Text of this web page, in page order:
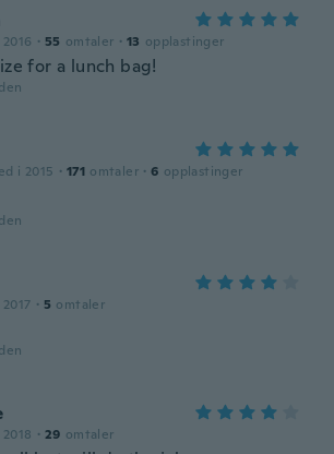
· 55 omtaler · 13 opplastinger
for a lunch bag!
i 2015 · 171 omtaler · 6 opplastinger
· 5 omtaler
· 29 omtaler